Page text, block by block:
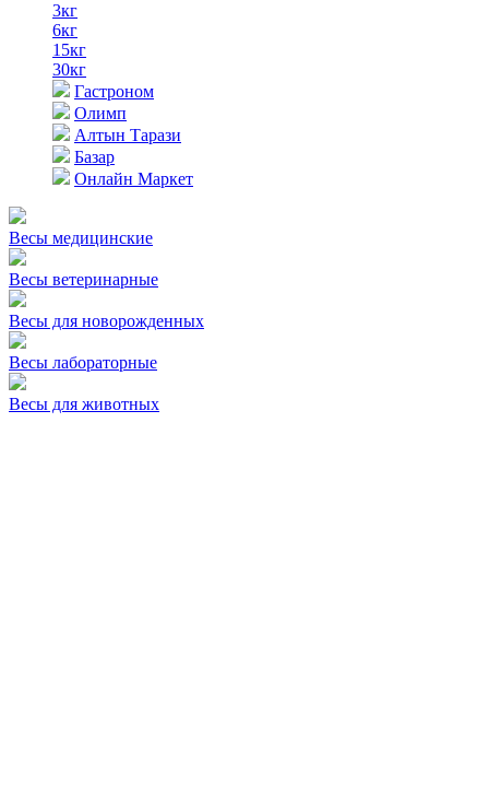
3кг
6кг
15кг
30кг
Гастроном
Олимп
Алтын Тарази
Базар
Онлайн Маркет
Весы медицинские
Весы ветеринарные
Весы для новорожденных
Весы лабораторные
Весы для животных